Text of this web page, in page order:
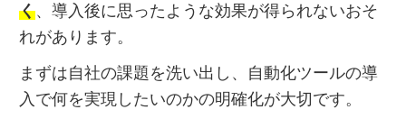
く、導入後に思ったような効果が得られないおそ
れがあります。
まずは自社の課題を洗い出し、自動化ツールの導
入で何を実現したいのかの明確化が大切です。